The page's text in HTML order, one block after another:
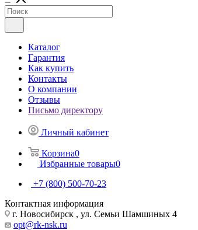
Каталог
Гарантия
Как купить
Контакты
О компании
Отзывы
Письмо директору
Личный кабинет
Корзина0
Избранные товары0
+7 (800) 500-70-23
Контактная информация
г. Новосибирск , ул. Семьи Шамшиных 4
opt@rk-nsk.ru